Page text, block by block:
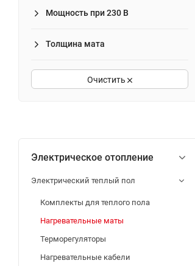
6 м²
Мощность при 230 В
Толщина мата
Очистить
Электрическое отопление
Электрический теплый пол
Комплекты для теплого пола
Нагревательные маты
Терморегуляторы
Нагревательные кабели